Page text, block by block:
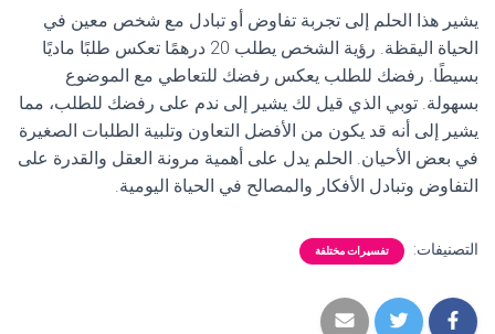
يشير هذا الحلم إلى تجربة تفاوض أو تبادل مع شخص معين في
الحياة اليقظة. رؤية الشخص يطلب 20 درهمًا تعكس طلبًا ماديًا
بسيطًا. رفضك للطلب يعكس رفضك للتعاطي مع الموضوع
بسهولة. توبي الذي قيل لك يشير إلى ندم على رفضك للطلب، مما
يشير إلى أنه قد يكون من الأفضل التعاون وتلبية الطلبات الصغيرة
في بعض الأحيان. الحلم يدل على أهمية مرونة العقل والقدرة على
التفاوض وتبادل الأفكار والمصالح في الحياة اليومية.
التصنيفات: تفسيرات مختلفة